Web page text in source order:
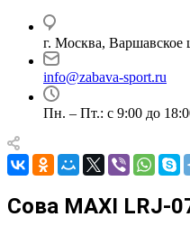
г. Москва, Варшавское
info@zabava-sport.ru
Пн. – Пт.: с 9:00 до
Сова MAXI LRJ-